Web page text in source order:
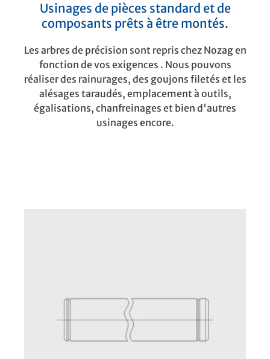
Usinages de pièces standard et de
composants prêts à être montés.
Les arbres de précision sont repris chez Nozag en
fonction de vos exigences . Nous pouvons
réaliser des rainurages, des goujons filetés et les
alésages taraudés, emplacement à outils,
égalisations, chanfreinages et bien d'autres
usinages encore.